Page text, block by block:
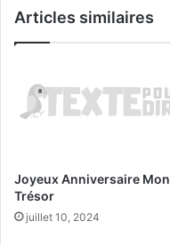
Articles similaires
Joyeux Anniversaire Mon
Trésor
juillet 10, 2024